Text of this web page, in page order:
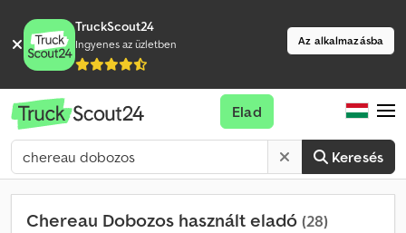
TruckScout24
Ingyenes az üzletben Az alkalmazásba
Keresés
Elad
Chereau Dobozos használt eladó (28)